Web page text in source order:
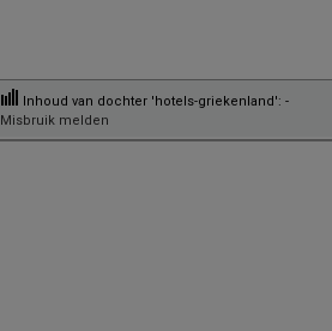
Inhoud van dochter 'hotels-griekenland': -
Misbruik melden